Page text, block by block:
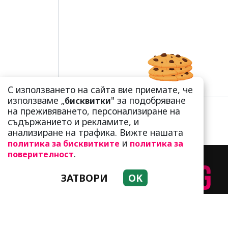
С използването на сайта вие приемате, че
използваме „бисквитки" за подобряване
на преживяването, персонализиране на
съдържанието и рекламите, и
анализиране на трафика. Вижте нашата
политика за бисквитките и политика за
поверителност.
ЗАТВОРИ OK